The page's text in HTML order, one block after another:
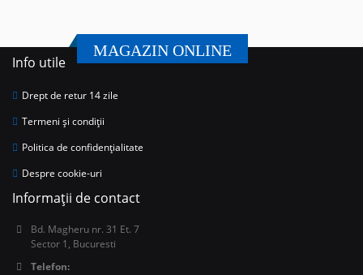
MAGAZIN ONLINE
Info utile
Drept de retur 14 zile
Termeni și condiții
Politica de confidențialitate
Despre cookie-uri
Informații de contact
Bd. Magheru nr. 31 Et. 7
Sector 1, Bucuresti
Telefon: